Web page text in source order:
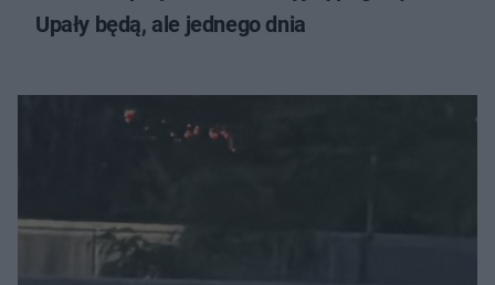
Upały będą, ale jednego dnia